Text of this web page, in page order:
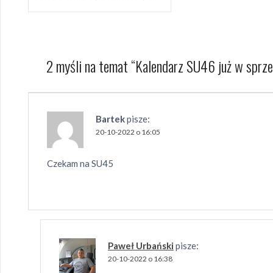
wpisu
2 myśli na temat “Kalendarz SU46 już w
Bartekpisze:
20-10-2022 o 16:05
Czekam na SU45
Paweł Urbański pisze:
20-10-2022 o 16:38